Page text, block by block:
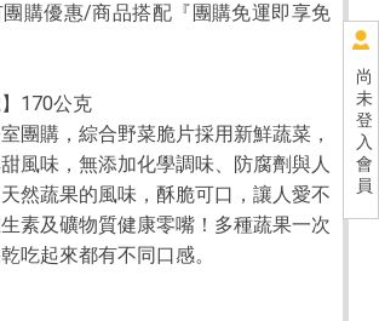
尚
未
登
入
會
員
購優惠/商品搭配『團購免運即享免
】170公克
團購，綜合野菜脆片採用新鮮蔬菜，
風味，無添加化學調味、防腐劑與人
然蔬果的風味，酥脆可口，讓人愛不
素及礦物質健康零嘴！多種蔬果一次
吃起來都有不同口感。